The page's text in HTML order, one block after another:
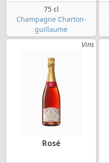
75 cl
Champagne Charton-
guillaume
Vins
Rosé